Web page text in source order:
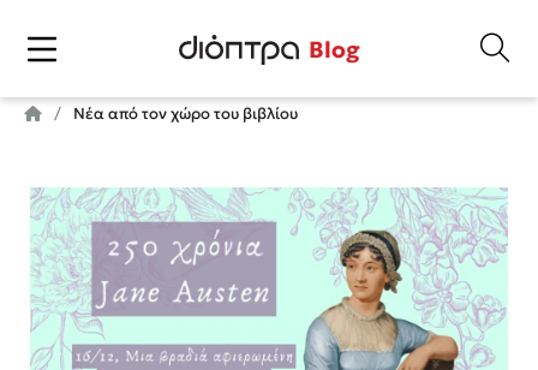
Blog
Νέα από τον χώρο του βιβλίου